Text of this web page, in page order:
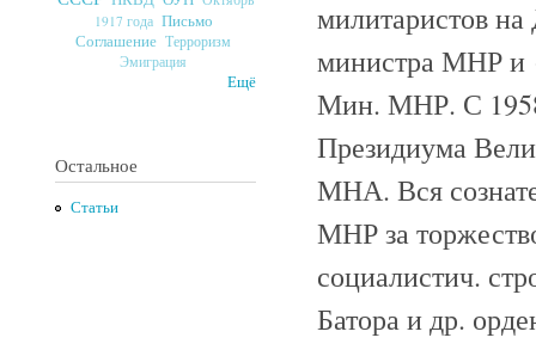
1917 года Письмо
Соглашение Терроризм
Эмиграция
Ещё
Остальное
Статьи
милитаристов
министра МНР и
Мин. МНР. С
Президиума
МНА. Вся
МНР за
социалистич.
Батора и др.